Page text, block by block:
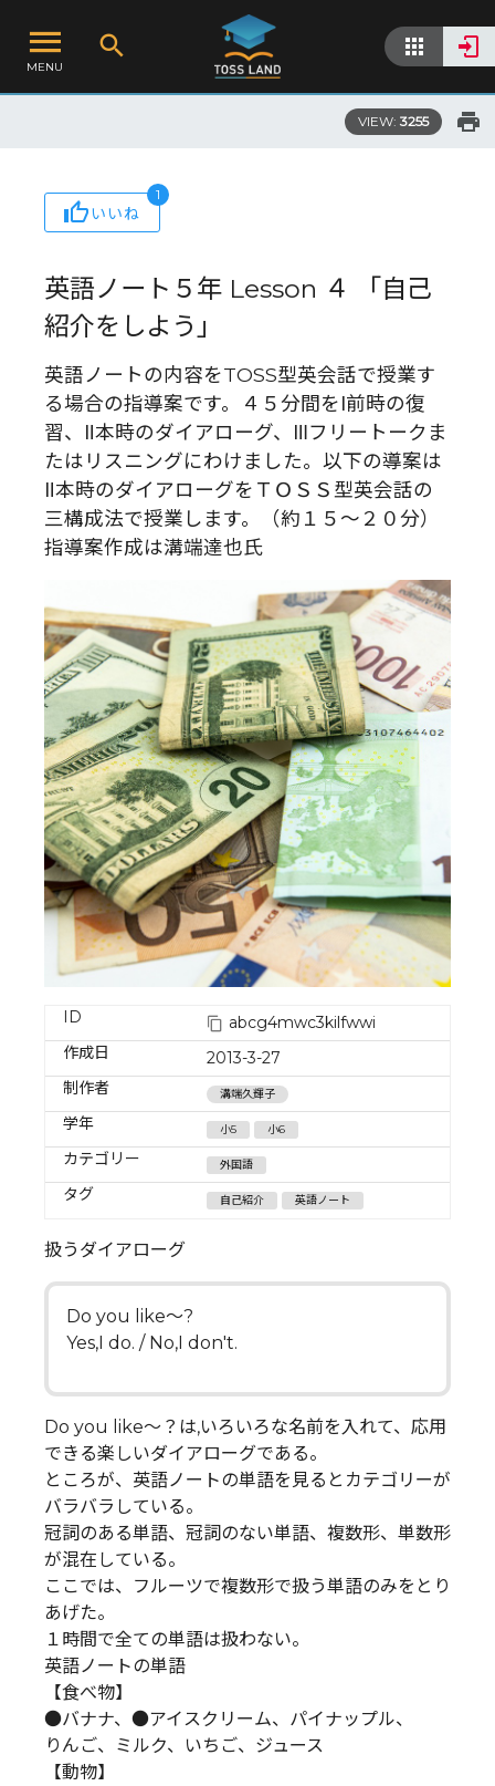
MENU
VIEW: 3255
いいね
1
英語ノート５年 Lesson ４ 「自己
紹介をしよう」
英語ノートの内容をTOSS型英会話で授業す
る場合の指導案です。４５分間をⅠ前時の復
習、Ⅱ本時のダイアローグ、Ⅲフリートークま
たはリスニングにわけました。以下の導案は
Ⅱ本時のダイアローグをＴＯＳＳ型英会話の
三構成法で授業します。（約１５～２０分）
指導案作成は溝端達也氏
ID
abcg4mwc3kilfwwi
作成日
2013-3-27
制作者
溝端久輝子
学年 小5 小6
カテゴリー 外国語
タグ 自己紹介 英語ノート
扱うダイアローグ
Do you like～?
Yes,I do. / No,I don't.
Do you like～？は,いろいろな名前を入れて、応用
できる楽しいダイアローグである。
ところが、英語ノートの単語を見るとカテゴリーが
バラバラしている。
冠詞のある単語、冠詞のない単語、複数形、単数形
が混在している。
ここでは、フルーツで複数形で扱う単語のみをとり
あげた。
１時間で全ての単語は扱わない。
英語ノートの単語
【食べ物】
●バナナ、●アイスクリーム、パイナップル、
りんご、ミルク、いちご、ジュース
【動物】